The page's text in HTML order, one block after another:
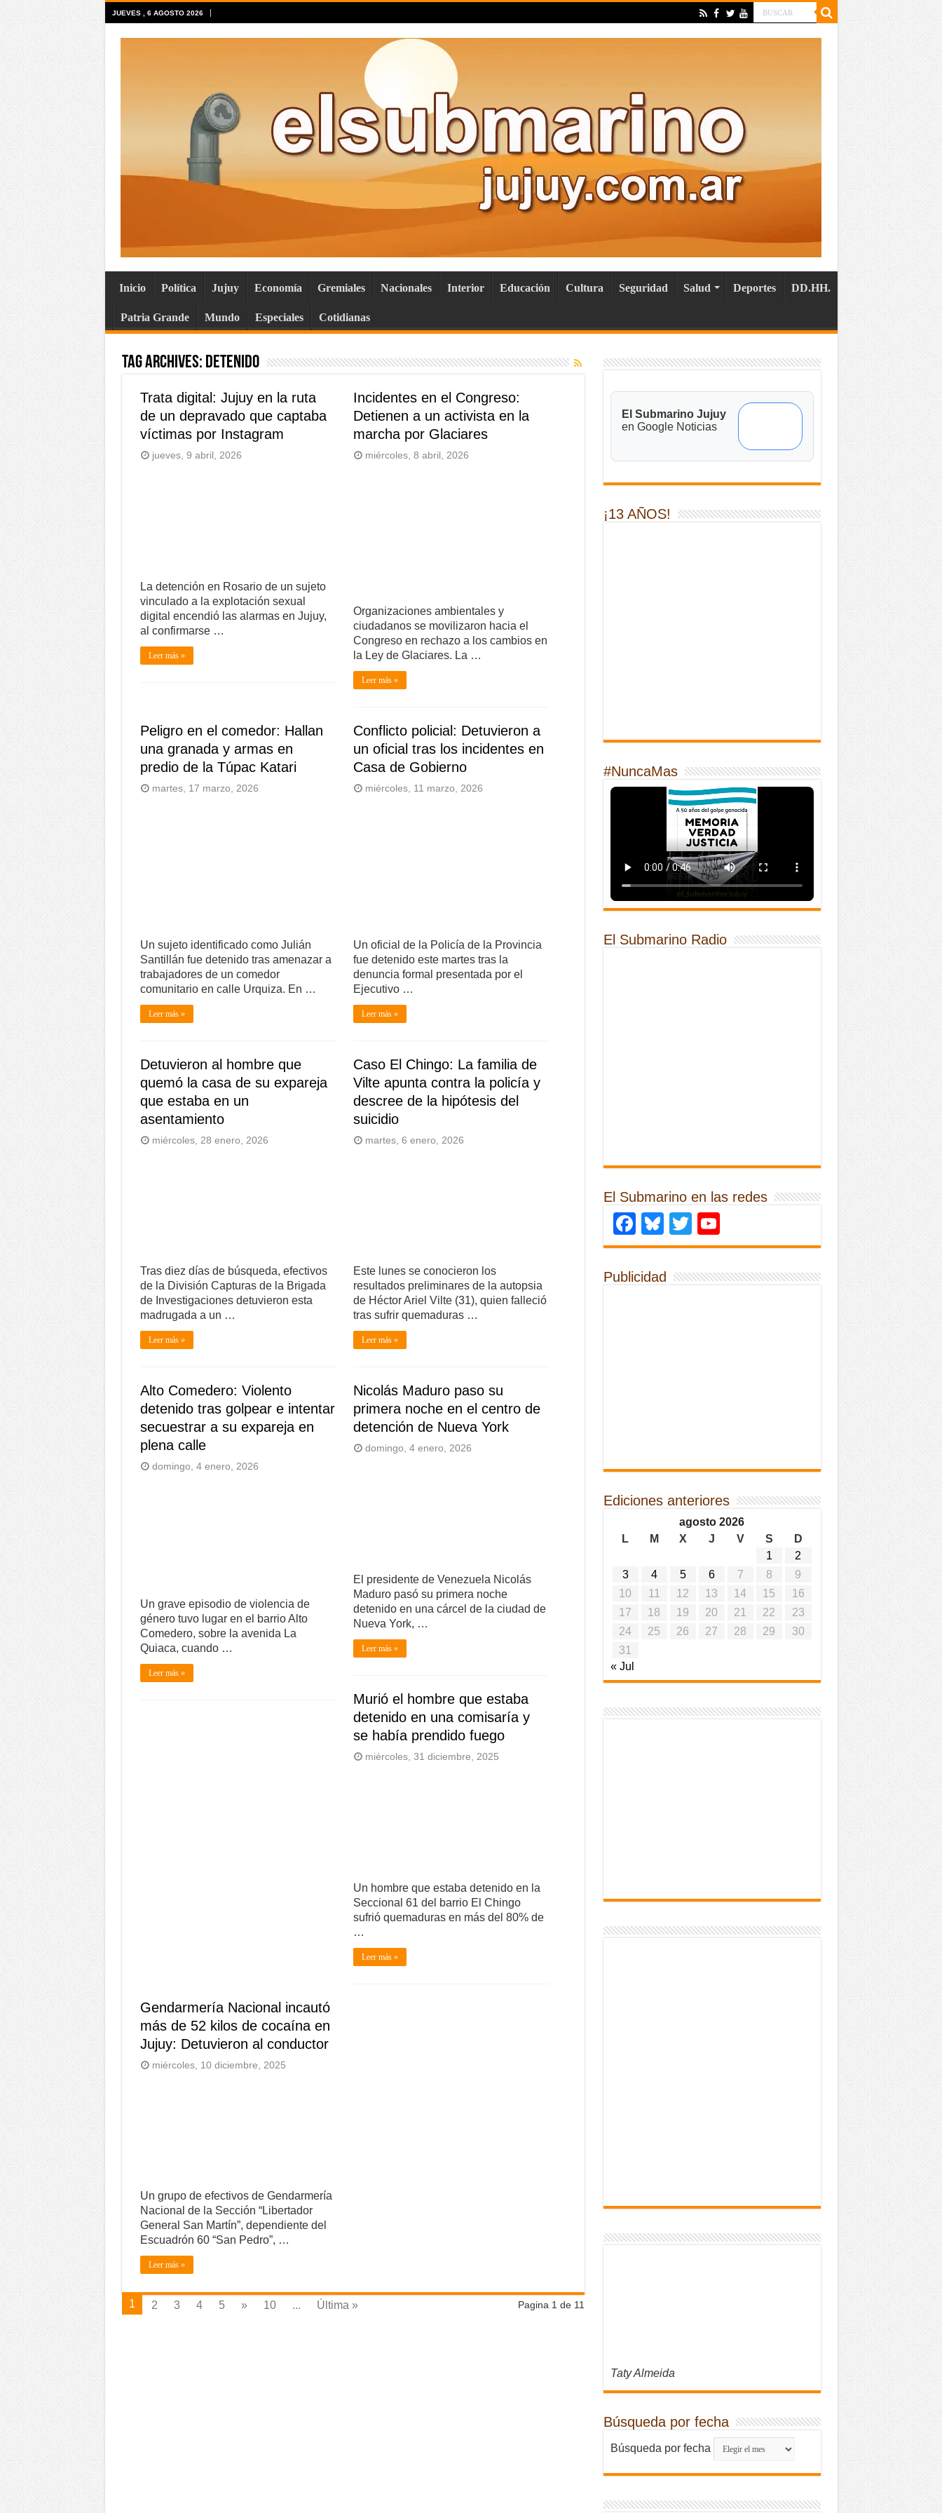
JUEVES , 6 AGOSTO 2026
Inicio Política Jujuy Economía Gremiales Nacionales Interior Educación Cultura Seguridad Salud Deportes DD.HH.
Patria Grande Mundo Especiales Cotidianas
Tag Archives: detenido
Trata digital: Jujuy en la ruta
de un depravado que captaba
víctimas por Instagram
jueves, 9 abril, 2026
La detención en Rosario de un sujeto
vinculado a la explotación sexual
digital encendió las alarmas en Jujuy,
al confirmarse …
Leer más »
Incidentes en el Congreso:
Detienen a un activista en la
marcha por Glaciares
miércoles, 8 abril, 2026
Organizaciones ambientales y
ciudadanos se movilizaron hacia el
Congreso en rechazo a los cambios en
la Ley de Glaciares. La …
Leer más »
Peligro en el comedor: Hallan
una granada y armas en
predio de la Túpac Katari
martes, 17 marzo, 2026
Un sujeto identificado como Julián
Santillán fue detenido tras amenazar a
trabajadores de un comedor
comunitario en calle Urquiza. En …
Leer más »
Conflicto policial: Detuvieron a
un oficial tras los incidentes en
Casa de Gobierno
miércoles, 11 marzo, 2026
Un oficial de la Policía de la Provincia
fue detenido este martes tras la
denuncia formal presentada por el
Ejecutivo …
Leer más »
Detuvieron al hombre que
quemó la casa de su expareja
que estaba en un
asentamiento
miércoles, 28 enero, 2026
Tras diez días de búsqueda, efectivos
de la División Capturas de la Brigada
de Investigaciones detuvieron esta
madrugada a un …
Leer más »
Caso El Chingo: La familia de
Vilte apunta contra la policía y
descree de la hipótesis del
suicidio
martes, 6 enero, 2026
Este lunes se conocieron los
resultados preliminares de la autopsia
de Héctor Ariel Vilte (31), quien falleció
tras sufrir quemaduras …
Leer más »
Alto Comedero: Violento
detenido tras golpear e intentar
secuestrar a su expareja en
plena calle
domingo, 4 enero, 2026
Un grave episodio de violencia de
género tuvo lugar en el barrio Alto
Comedero, sobre la avenida La
Quiaca, cuando …
Leer más »
Nicolás Maduro paso su
primera noche en el centro de
detención de Nueva York
domingo, 4 enero, 2026
El presidente de Venezuela Nicolás
Maduro pasó su primera noche
detenido en una cárcel de la ciudad de
Nueva York, …
Leer más »
Murió el hombre que estaba
detenido en una comisaría y
se había prendido fuego
miércoles, 31 diciembre, 2025
Un hombre que estaba detenido en la
Seccional 61 del barrio El Chingo
sufrió quemaduras en más del 80% de
…
Leer más »
Gendarmería Nacional incautó
más de 52 kilos de cocaína en
Jujuy: Detuvieron al conductor
miércoles, 10 diciembre, 2025
Un grupo de efectivos de Gendarmería
Nacional de la Sección “Libertador
General San Martín”, dependiente del
Escuadrón 60 “San Pedro”, …
Leer más »
Pagina 1 de 11
1 2 3 4 5 » 10 ... Última »
El Submarino Jujuy
en Google Noticias
¡13 AÑOS!
#NuncaMas
El Submarino Radio
El Submarino en las redes
Facebook
Bluesky
Twitter
Publicidad
Ediciones anteriores
agosto 2026
L
M X J V S
D
1
2
3
4 5 6 7 8
9
10
11 12 13 14 15
16
17
18 19 20 21 22
23
24
25 26 27 28 29
30
31
« Jul
Taty Almeida
Búsqueda por fecha
Búsqueda por fecha